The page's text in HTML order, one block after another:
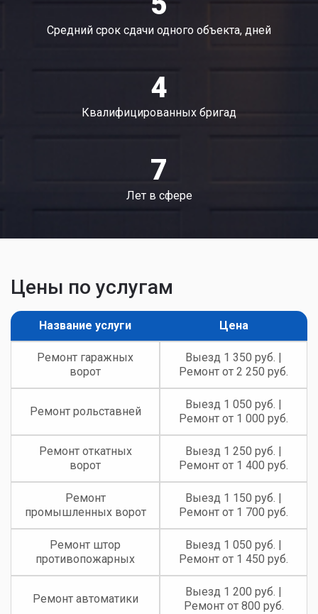
Средний срок сдачи одного объекта, дней
4
Квалифицированных бригад
7
Лет в сфере
Цены по услугам
Название услуги Цена
Ремонт гаражных
ворот
Выезд 1 350 руб. |
Ремонт от 2 250 руб.
Ремонт рольставней
Выезд 1 050 руб. |
Ремонт от 1 000 руб.
Ремонт откатных
ворот
Выезд 1 250 руб. |
Ремонт от 1 400 руб.
Ремонт
промышленных ворот
Выезд 1 150 руб. |
Ремонт от 1 700 руб.
Ремонт штор
противопожарных
Выезд 1 050 руб. |
Ремонт от 1 450 руб.
Ремонт автоматики
Выезд 1 200 руб. |
Ремонт от 800 руб.